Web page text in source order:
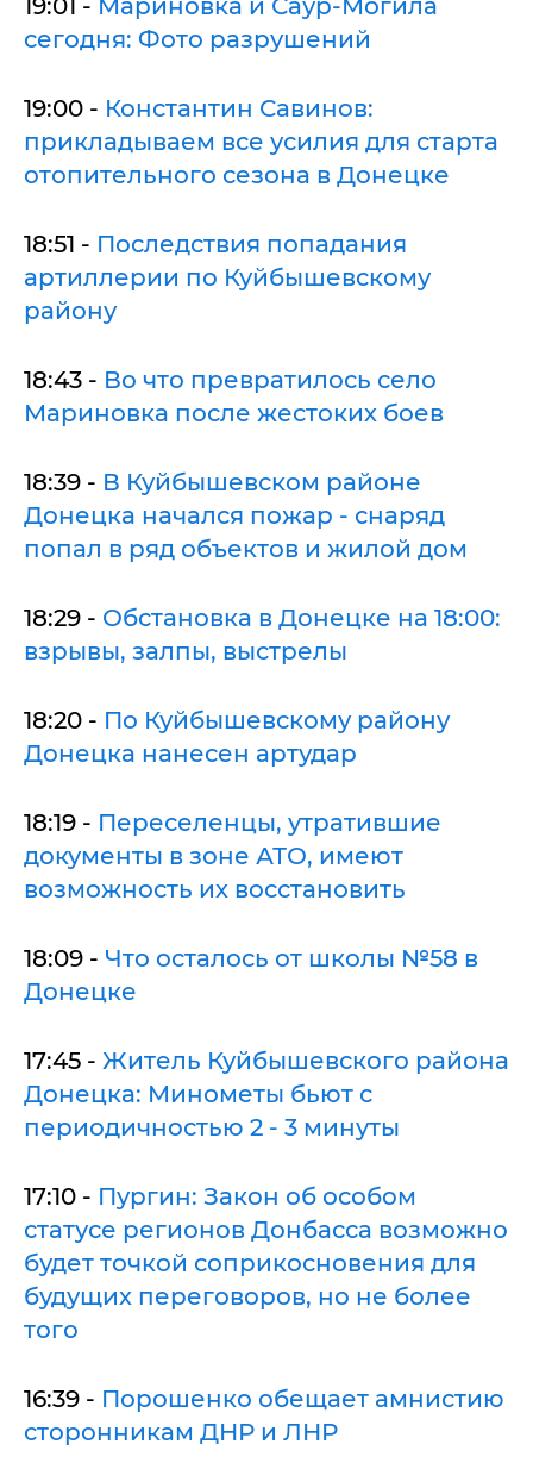
19:01 - Мариновка и Саур-Могила
сегодня: Фото разрушений
19:00 - Константин Савинов:
прикладываем все усилия для старта
отопительного сезона в Донецке
18:51 - Последствия попадания
артиллерии по Куйбышевскому
району
18:43 - Во что превратилось село
Мариновка после жестоких боев
18:39 - В Куйбышевском районе
Донецка начался пожар - снаряд
попал в ряд объектов и жилой дом
18:29 - Обстановка в Донецке на 18:00:
взрывы, залпы, выстрелы
18:20 - По Куйбышевскому району
Донецка нанесен артудар
18:19 - Переселенцы, утратившие
документы в зоне АТО, имеют
возможность их восстановить
18:09 - Что осталось от школы №58 в
Донецке
17:45 - Житель Куйбышевского района
Донецка: Минометы бьют с
периодичностью 2 - 3 минуты
17:10 - Пургин: Закон об особом
статусе регионов Донбасса возможно
будет точкой соприкосновения для
будущих переговоров, но не более
того
16:39 - Порошенко обещает амнистию
сторонникам ДНР и ЛНР